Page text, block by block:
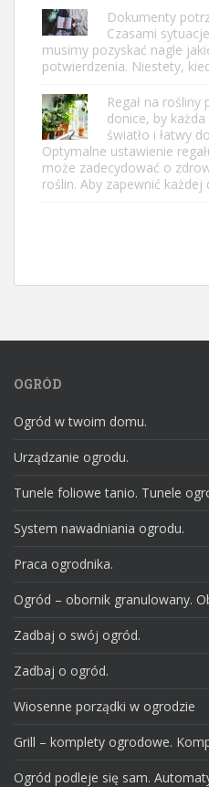
Dokumenty
Czasami
musimy pozyskać nagle
potwierdzenia. Niestety,
Regał na
donice, by
światło i łatwy
Optymalne ustawienie
może zadecydować o
roślin. Aby zapewnić
OGRÓD
Ogród w twoim domu.
Urządzanie ogrodu.
Tunele foliowe tanio. Tunele
System nawadniania ogrodu.
Praca ogrodnika.
Ogród – obornik granulowany.
Zadbaj o swój ogród.
Zadbaj o ogród.
Wiosenne porządki w ogrodzie
Grill – komplety ogrodowe.
Ogród podleje się sam.